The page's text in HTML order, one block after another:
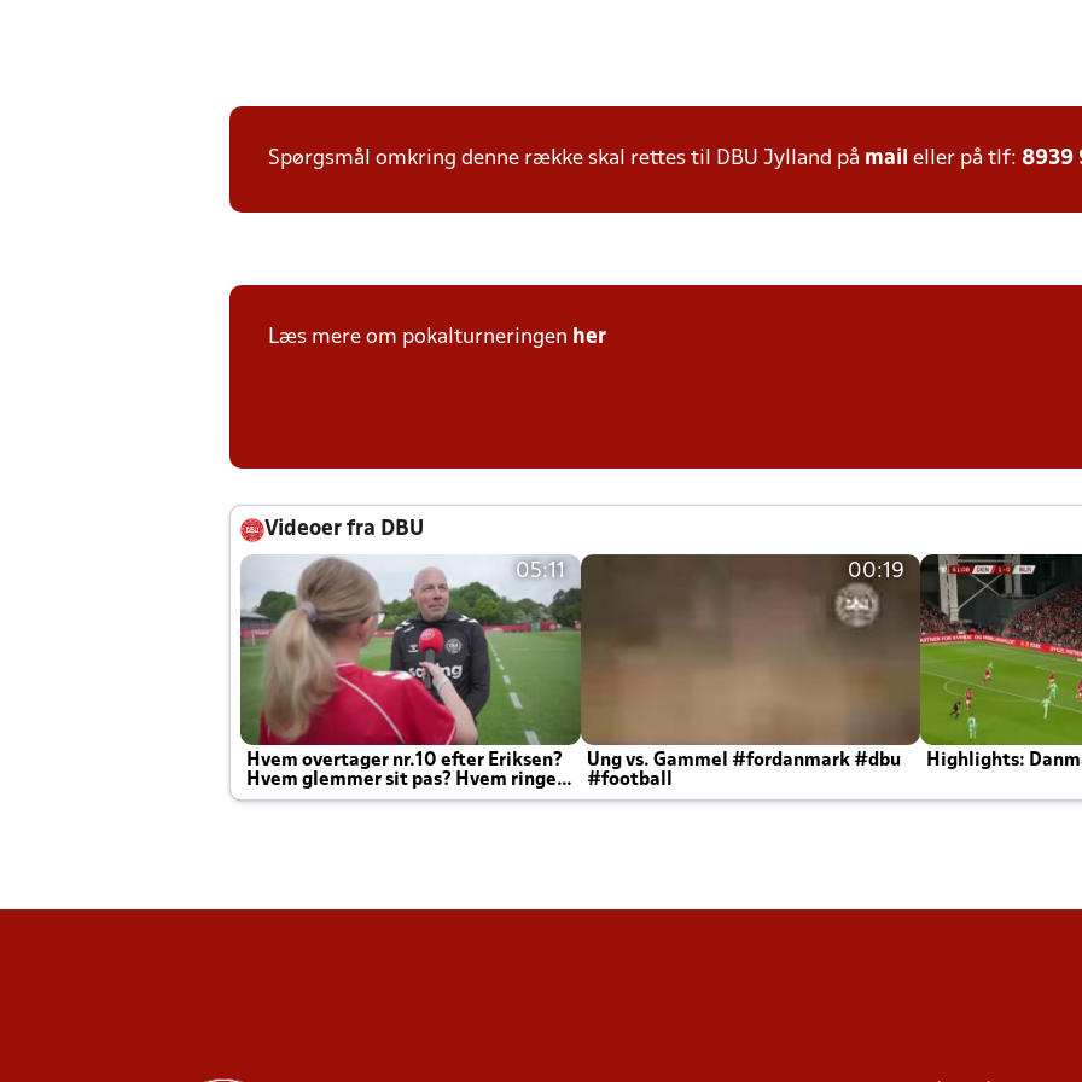
Spørgsmål omkring denne række skal rettes til DBU Jylland på mail eller på tlf: 8939
Læs mere om pokalturneringen her
Videoer fra DBU
05:11
Hvem overtager nr.10 efter Eriksen?
Hvem glemmer sit pas? Hvem ringer
Joachim altid til efter kampe?
00:19
Ung vs. Gammel #fordanmark #dbu
#football
Highlights: